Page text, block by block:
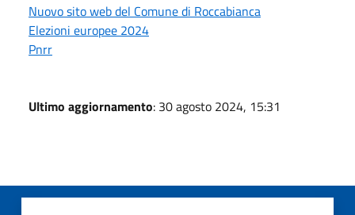
Nuovo sito web del Comune di Roccabianca
Elezioni europee 2024
Pnrr
Ultimo aggiornamento: 30 agosto 2024, 15:31